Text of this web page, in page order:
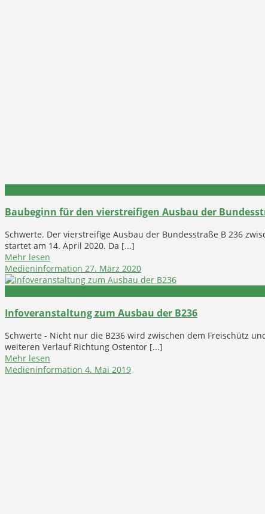
Baubeginn für den vierstreifigen Ausbau der
Schwerte. Der vierstreifige Ausbau der Bundesstraße B 236
startet am 14. April 2020. Da [...]
Mehr lesen
Medieninformation 27. März 2020
Infoveranstaltung zum Ausbau der B236
Schwerte - Nicht nur die B236 wird zwischen dem Freischütz
weiteren Verlauf Richtung Ostentor [...]
Mehr lesen
Medieninformation 4. Mai 2019